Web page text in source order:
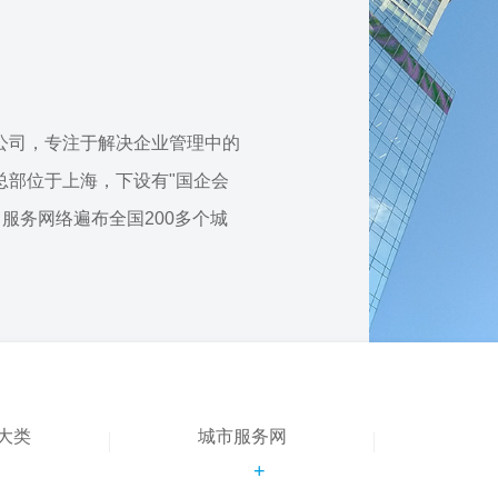
，专注于解决企业管理中的
部位于上海，下设有"国企会
务网络遍布全国200多个城
类 城市服务网
+